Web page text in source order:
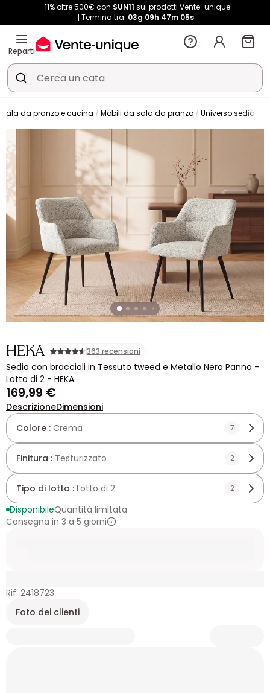
-11% oltre 500€ con SUN11 sui prodotti Vente-unique
Termina tra: 03g 09h 47m 05s
Reparti
Sala da pranzo e cucina Mobili da sala da pranzo Universo sedia
HEKA 363 recensioni
Sedia con braccioli in Tessuto tweed e Metallo Nero Panna -
Lotto di 2 - HEKA
169,99 €
DescrizioneDimensioni
Colore : Crema 7
Finitura : Testurizzato 2
Tipo di lotto : Lotto di 2 2
DisponibileQuantità limitata
Consegna in 3 a 5 giorni
Rif. 2418723
Foto dei clienti